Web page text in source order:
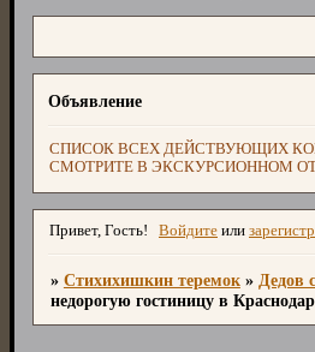
Объявление
СПИСОК ВСЕХ ДЕЙСТВУЮЩИХ
СМОТРИТЕ В ЭКСКУРСИОННОМ
Привет, Гость! Войдите или
» Стихихишкин теремок » Дедов
недорогую гостиницу в